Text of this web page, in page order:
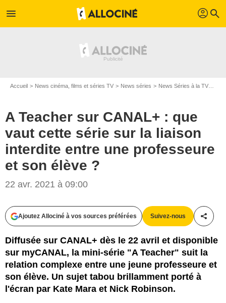
menu profil search
Accueil News cinéma, films et séries TV News séries News Séries à la TV
A Teacher sur CANAL+ : que
vaut cette série sur la liaison
interdite entre une professeure
et son élève ?
22 avr. 2021 à 09:00
Ajoutez Allociné à vos sources préférées Suivez-nous
Diffusée sur CANAL+ dès le 22 avril et disponible
sur myCANAL, la mini-série "A Teacher" suit la
relation complexe entre une jeune professeure et
son élève. Un sujet tabou brillamment porté à
l'écran par Kate Mara et Nick Robinson.